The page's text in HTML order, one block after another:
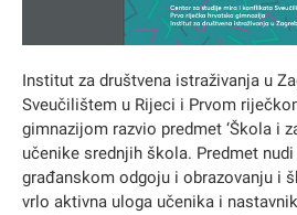
Institut za društvena istraživanja u
Sveučilištem u Rijeci i Prvom
gimnazijom razvio predmet ‘Škola i
učenike srednjih škola. Predmet
građanskom odgoju i obrazovanju i
vrlo aktivna uloga učenika i